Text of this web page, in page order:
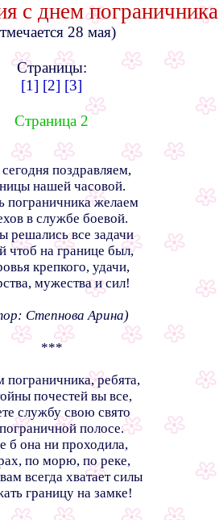
с днем пограничника
28 мая)
Страницы:
[1] [2] [3]
Страница 2
поздравляем,
нашей часовой.
пограничника желаем
в службе боевой.
решались все задачи
чтоб на границе был,
крепкого, удачи,
мужества и сил!
Степнова Арина)
***
пограничника, ребята,
почестей вы все,
службу свою свято
полосе.
б она ни проходила,
по морю, по реке,
всегда хватает силы
границу на замке!